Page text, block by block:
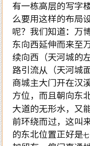
有一栋高层的写字
么要用这样的布局
呢？我们知道：万
东向西延伸而来至
续向西（天河城的
路引流从（天河城
商城主大门开在汉
方位，而且朝向东
大道的无形水，又
前环绕而过，这叫
的东北位置正好是